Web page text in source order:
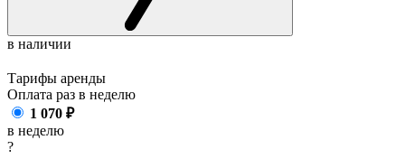
в наличии
Тарифы аренды
Оплата раз в неделю
1 070 ₽
в неделю
?